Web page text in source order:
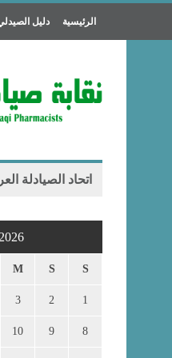
الرئيسية دليل
اتحاد الصيادلة
S
S
M
1
2
3
8
9
10